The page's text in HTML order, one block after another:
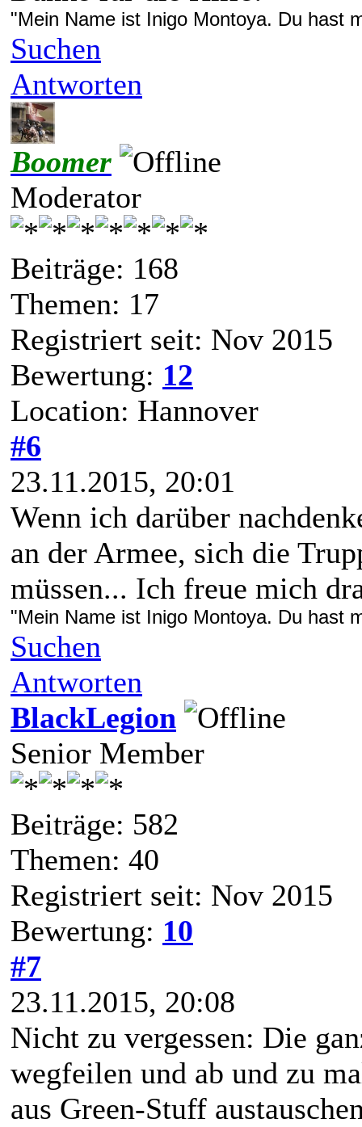
"Mein Name ist Inigo Montoya. Du hast
Suchen
Antworten
Boomer
Moderator
Beiträge: 168
Themen: 17
Registriert seit: Nov 2015
Bewertung: 12
Location: Hannover
#6
23.11.2015, 20:01
Wenn ich darüber
an der Armee, sich die
müssen... Ich freue mich
"Mein Name ist Inigo Montoya. Du hast
Suchen
Antworten
BlackLegion
Senior Member
Beiträge: 582
Themen: 40
Registriert seit: Nov 2015
Bewertung: 10
#7
23.11.2015, 20:08
Nicht zu vergessen: Die
wegfeilen und ab und zu
aus Green-Stuff